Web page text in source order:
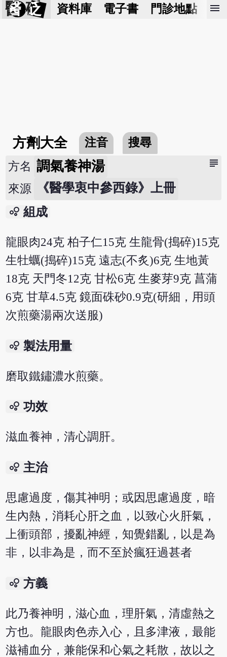
醫 砭 資料庫 電子書 門診地點 預
menu
方劑大全 注音 搜尋
subject
方名 調氣養神湯
來源 《醫學衷中參西錄》上冊
bubble_chart 組成
龍眼肉24克 柏子仁15克 生龍骨(搗碎)15克
生牡蠣(搗碎)15克 遠志(不炙)6克 生地黃
18克 天門冬12克 甘松6克 生麥芽9克 菖蒲
6克 甘草4.5克 鏡面硃砂0.9克(研細，用頭
次煎藥湯兩次送服)
bubble_chart 製法用量
磨取鐵鏽濃水煎藥。
bubble_chart 功效
滋血養神，清心調肝。
bubble_chart 主治
思慮過度，傷其神明；或因思慮過度，暗
生內熱，消耗心肝之血，以致心火肝氣，
上衝頭部，擾亂神經，知覺錯亂，以是為
非，以非為是，而不至於瘋狂過甚者
bubble_chart 方義
此乃養神明，滋心血，理肝氣，清虛熱之
方也。龍眼肉色赤入心，且多津液，最能
滋補血分，兼能保和心氣之耗散，故以之